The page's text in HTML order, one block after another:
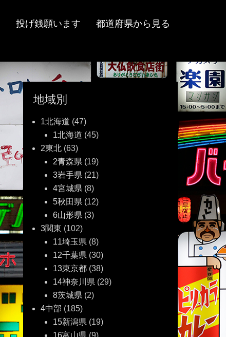
投げ銭願います 都道府県から見る
地域別
1北海道 (47)
1北海道 (45)
2東北 (63)
2青森県 (19)
3岩手県 (21)
4宮城県 (8)
5秋田県 (12)
6山形県 (3)
3関東 (102)
11埼玉県 (8)
12千葉県 (30)
13東京都 (38)
14神奈川県 (29)
8茨城県 (2)
4中部 (185)
15新潟県 (19)
16富山県 (9)